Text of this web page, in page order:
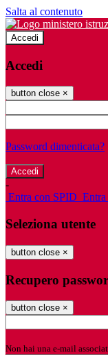
Salta al contenuto
Accedi
Accedi
button close ×
Password dimenticata?
-
Entra con SPID
Seleziona utente
button close ×
Recupero
button close ×
Non hai una e-mail